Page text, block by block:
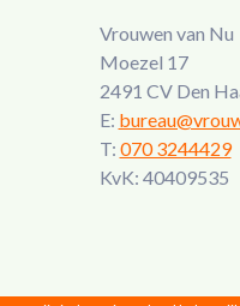
Vrouwen van Nu
Moezel 17
2491 CV Den
E:
T: 070 3244429
KvK: 40409535